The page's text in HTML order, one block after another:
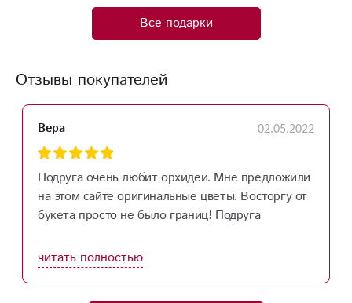
Все подарки
Отзывы покупателей
Вера 02.05.2022
Подруга очень любит орхидеи. Мне предложили
на этом сайте оригинальные цветы. Восторгу от
букета просто не было границ! Подруга
Потрясающе!
читать полностью